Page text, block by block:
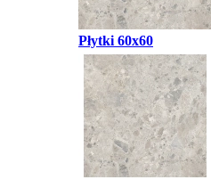
Płytki 60x60